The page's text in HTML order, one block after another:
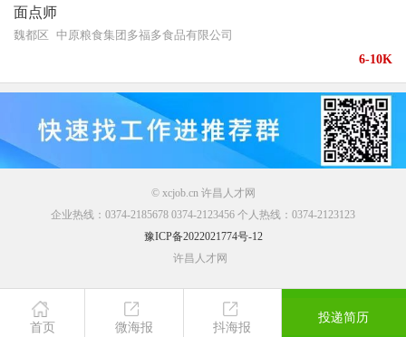
面点师
魏都区 中原粮食集团多福多食品有限公司
6-10K
© xcjob.cn 许昌人才网
企业热线：0374-2185678 0374-2123456 个人热线：0374-2123123
豫ICP备2022021774号-12
许昌人才网
首页 简历 我的
首页 微海报 抖海报
投递简历